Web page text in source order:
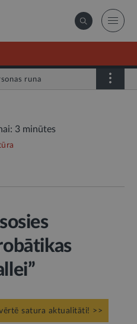
runa
3 minūtes
satura aktualitāti! >>